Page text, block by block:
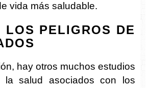
vida más saludable.
LOS PELIGROS DE
hay otros muchos estudios
la salud asociados con los